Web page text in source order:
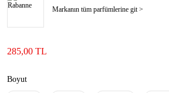
Markanın tüm parfümlerine git >
285,00 TL
Boyut